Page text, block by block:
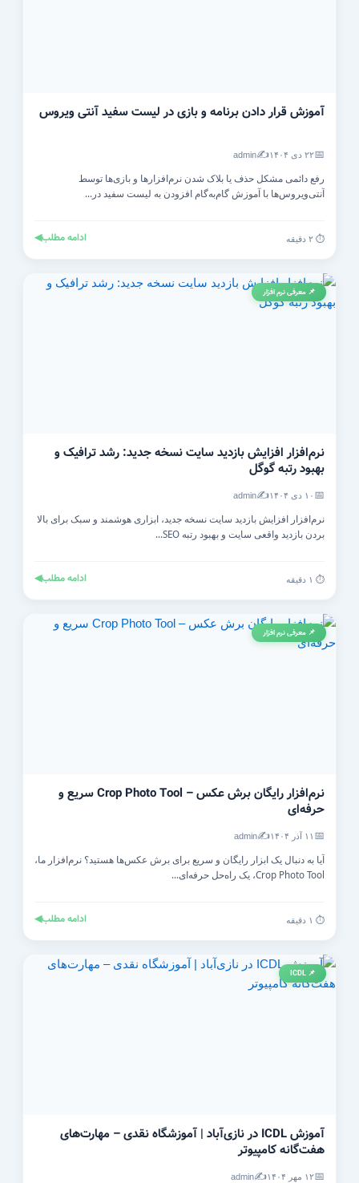
آموزش قرار دادن برنامه و بازی در لیست سفید آنتی‌ ویروس
📅۲۲ دی ۱۴۰۴ ✍️
admin
رفع دائمی مشکل حذف یا بلاک شدن نرم‌افزارها و بازی‌ها توسط
آنتی‌ویروس‌ها با آموزش گام‌به‌گام افزودن به لیست سفید در...
⏱️ ۲ دقیقه ادامه مطلب◀
📌 معرفی نرم افزار
نرم‌افزار افزایش بازدید سایت نسخه جدید: رشد ترافیک و
بهبود رتبه گوگل
📅 ۱۰ دی ۱۴۰۴ ✍️
admin
نرم‌افزار افزایش بازدید سایت نسخه جدید، ابزاری هوشمند و سبک برای بالا
بردن بازدید واقعی سایت و بهبود رتبه SEO...
⏱️ ۱ دقیقه ادامه مطلب◀
📌 معرفی نرم افزار
نرم‌افزار رایگان برش عکس – Crop Photo Tool سریع و
حرفه‌ای
📅 ۱۱ آذر ۱۴۰۴ ✍️
admin
آیا به دنبال یک ابزار رایگان و سریع برای برش عکس‌ها هستید؟ نرم‌افزار ما،
Crop Photo Tool، یک راه‌حل حرفه‌ای...
⏱️ ۱ دقیقه ادامه مطلب◀
📌 ICDL
آموزش ICDL در نازی‌آباد | آموزشگاه نقدی – مهارت‌های
هفت‌گانه کامپیوتر
📅۱۲ مهر ۱۴۰۴ ✍️
admin